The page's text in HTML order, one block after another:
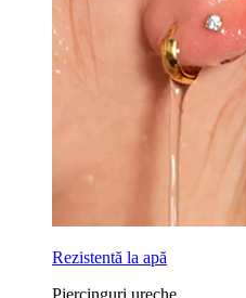
Rezistentă la apă
Piercinguri ureche